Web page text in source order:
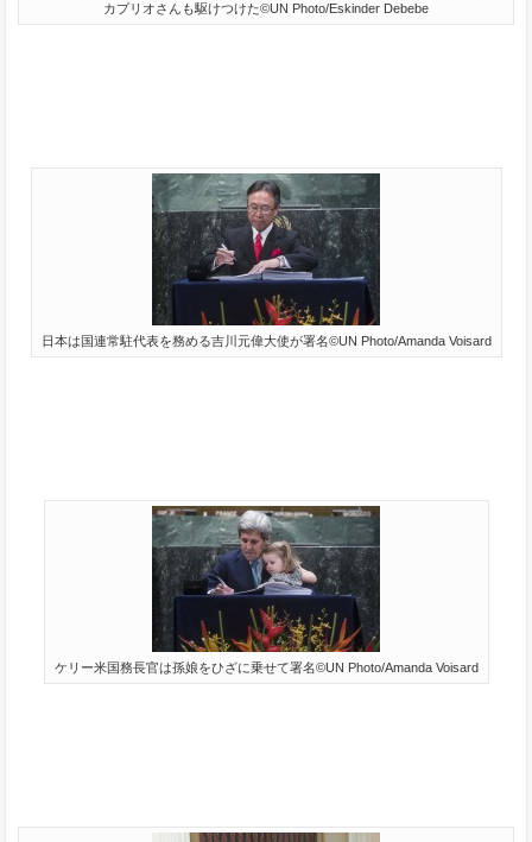
カプリオさんも駆けつけた©UN Photo/Eskinder Debebe
日本は国連常駐代表を務める吉川元偉大使が署名©UN Photo/Amanda Voisard
ケリー米国務長官は孫娘をひざに乗せて署名©UN Photo/Amanda Voisard